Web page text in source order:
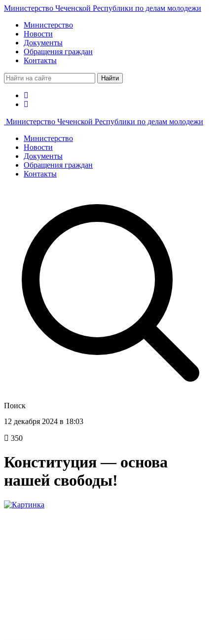
Министерство Чеченской Республики по делам молодежи
Министерство
Новости
Документы
Обращения граждан
Контакты
Найти
Министерство Чеченской Республики по делам молодежи
Министерство
Новости
Документы
Обращения граждан
Контакты
Поиск
12 декабря 2024 в 18:03
350
Конституция — основа
нашей свободы!